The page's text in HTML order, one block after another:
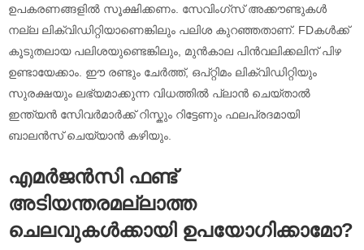
ഉപകരണങ്ങളിൽ സൂക്ഷിക്കണം. സേവിംഗ്സ് അക്കൗണ്ടുകൾ
നല്ല ലിക്വിഡിറ്റിയാണെങ്കിലും പലിശ കുറഞ്ഞതാണ്. FDകൾക്ക്
കൂടുതലായ പലിശയുണ്ടെങ്കിലും, മുൻകാല പിന്‍വലിക്കലിന് പിഴ
ഉണ്ടായേക്കാം. ഈ രണ്ടും ചേർത്ത്, ഒപ്റ്റിമം ലിക്വിഡിറ്റിയും
സുരക്ഷയും ലഭ്യമാക്കുന്ന വിധത്തിൽ പ്ലാൻ ചെയ്‌താൽ
ഇന്ത്യൻ സേിവർമാർക്ക് റിസ്കും റിട്ടേണും ഫലപ്രദമായി
ബാലൻസ് ചെയ്യാൻ കഴിയും.
എമർജൻസി ഫണ്ട്
അടിയന്തരമല്ലാത്ത
ചെലവുകൾക്കായി ഉപയോഗിക്കാമോ?